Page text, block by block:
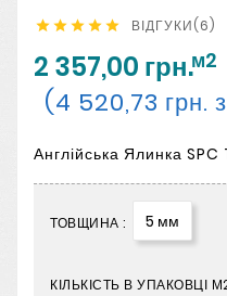
     ВІДГУКИ(6)
2 357,00 грн.м2
(4 520,73 грн.
Англійська Ялинка
ТОВЩИНА : 5 мм
КІЛЬКІСТЬ В УПАКОВЦІ